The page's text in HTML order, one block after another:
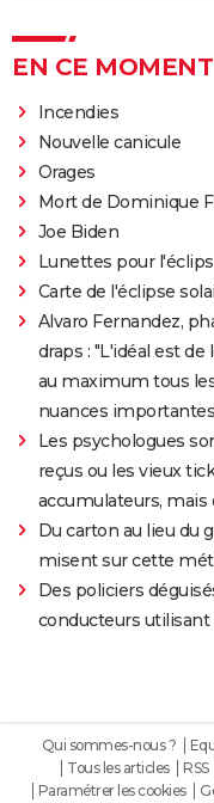
EN CE MOMENT
Incendies
Nouvelle canicule
Orages
Mort de Dominique
Joe Biden
Lunettes pour
Carte de l'éclipse
Alvaro Fernandez,
draps : "L'idéal est
au maximum tous
nuances
Les psychologues
reçus ou les vieux
accumulateurs,
Du carton au lieu du
misent sur cette
Des policiers
conducteurs
Qui sommes-nous ?
Tous les articles
RSS
Paramétrer les cookies